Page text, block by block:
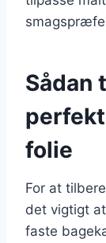
Sådan
folie
For at
det vigtigt
faste